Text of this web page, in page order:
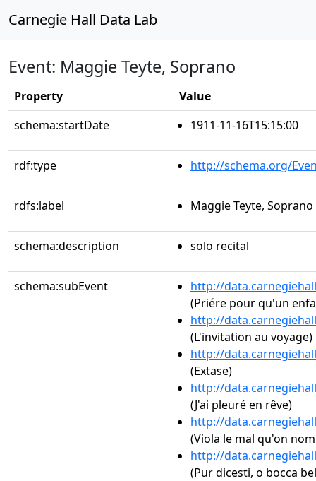
Carnegie Hall Data Lab
Event: Maggie Teyte, Soprano
Property
Value
schema:startDate
1911-11-16T15:15:00
rdf:type http://schema.org/
rdfs:label Maggie Teyte, Soprano
schema:description solo recital
schema:subEvent
http://
(Priére pour qu'un
http://
(L'invitation au voyage)
http://
(Extase)
http://
(J'ai pleuré en rêve)
http://
(Viola le mal qu'on
http://
(Pur dicesti, o bocca